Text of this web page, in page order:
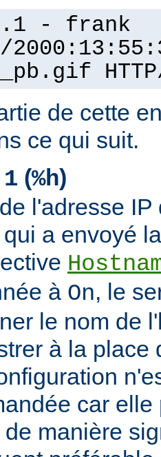
- frank
de cette
ce qui suit.
(%h)
l'adresse
a envoyé
à On, le
le nom de
à la place
car
manière